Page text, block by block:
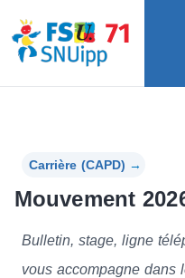
Carrière (CAPD) →
Mouvement
Bulletin, stage, ligne
vous accompagne dans